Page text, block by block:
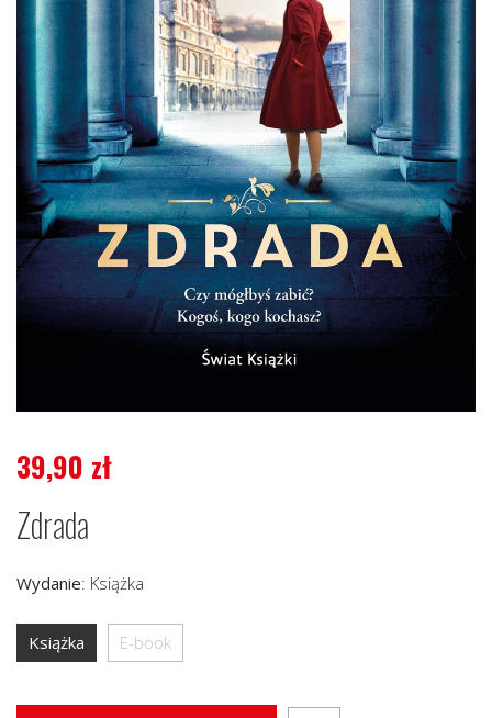
39,90 zł
Zdrada
Wydanie: Książka
Książka E-book